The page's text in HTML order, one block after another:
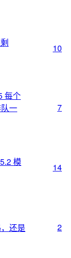
10
每个
一
7
模
14
还是
2